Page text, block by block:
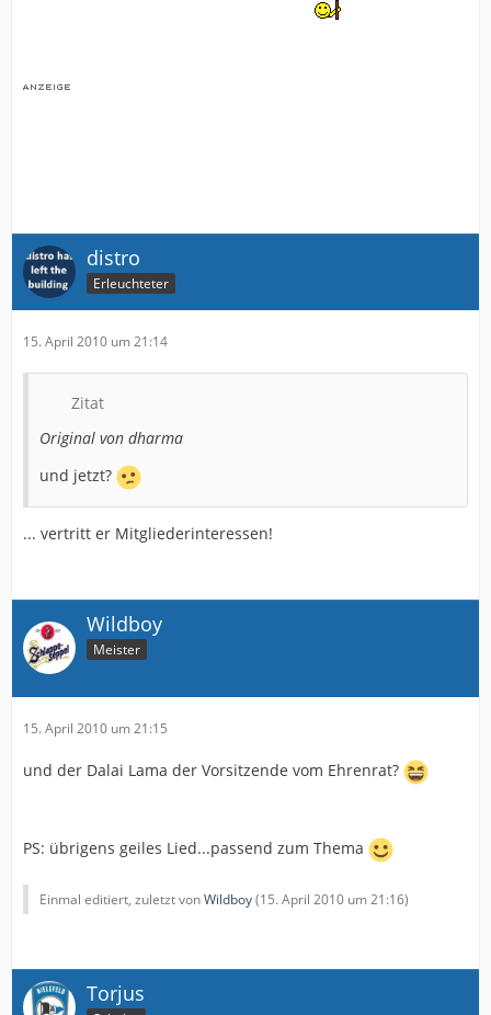
distro
Erleuchteter
15. April 2010 um 21:14
Zitat
Original von dharma
und jetzt?
... vertritt er Mitgliederinteressen!
Wildboy
Meister
15. April 2010 um 21:15
und der Dalai Lama der Vorsitzende vom Ehrenrat?
PS: übrigens geiles Lied...passend zum Thema
Einmal editiert, zuletzt vonWildboy(15. April 2010 um 21:16)
Torjus